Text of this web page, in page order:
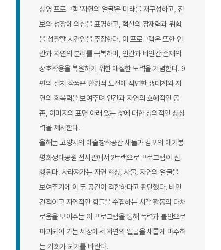
상영 프로그램 '자연의 얼굴'은 미래를 재구성하고, 진
보와 성장에 의심을 표명하고, 혁신의 잠재력과 위험
을 성찰할 시간임을 주장한다. 이 프로그램은 또한 인
간과 자연의 분리를 극복하며, 인간과 비인간 존재의
상호작용을 복원하기 위한 애절한 노력을 기념한다. 9
편의 설치 작품은 환경적 도전에 직면한 생태계와 자
연의 회복력을 보여주며 인간과 자연의 호혜적인 공
존, 이미지의 표면 아래 있는 삶에 대한 창의적인 상상
력을 제시한다.
올해는 고양시의 예술창작공간 새들과 김포의 애기봉
평화생태공원 전시관에서 2트랙으로 프로그램이 진
행된다. 사라져가는 자연 현상, 사물, 자연의 얼굴을
보여주기에 이 두 공간이 적합하다고 판단했다. 비인
간적이고 자연적인 힘들을 수집하는 시각 활동의 다채
로움을 보여주는 이 프로그램을 통해 폭력과 불안으로
파괴되어 가는 세상에서 자연의 얼굴을 새롭게 마주하
는 기회가 되기를 바란다.